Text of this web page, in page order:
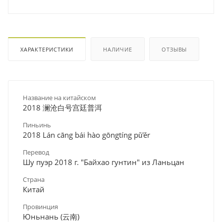
ХАРАКТЕРИСТИКИ НАЛИЧИЕ ОТЗЫВЫ
Название на китайском
2018 澜沧白号宫廷普洱
Пиньинь
2018 Lán cāng bái hào gōngtíng pǔ'ěr
Перевод
Шу пуэр 2018 г. "Байхао гунтин" из Ланьцан
Страна
Китай
Провинция
Юньнань (云南)